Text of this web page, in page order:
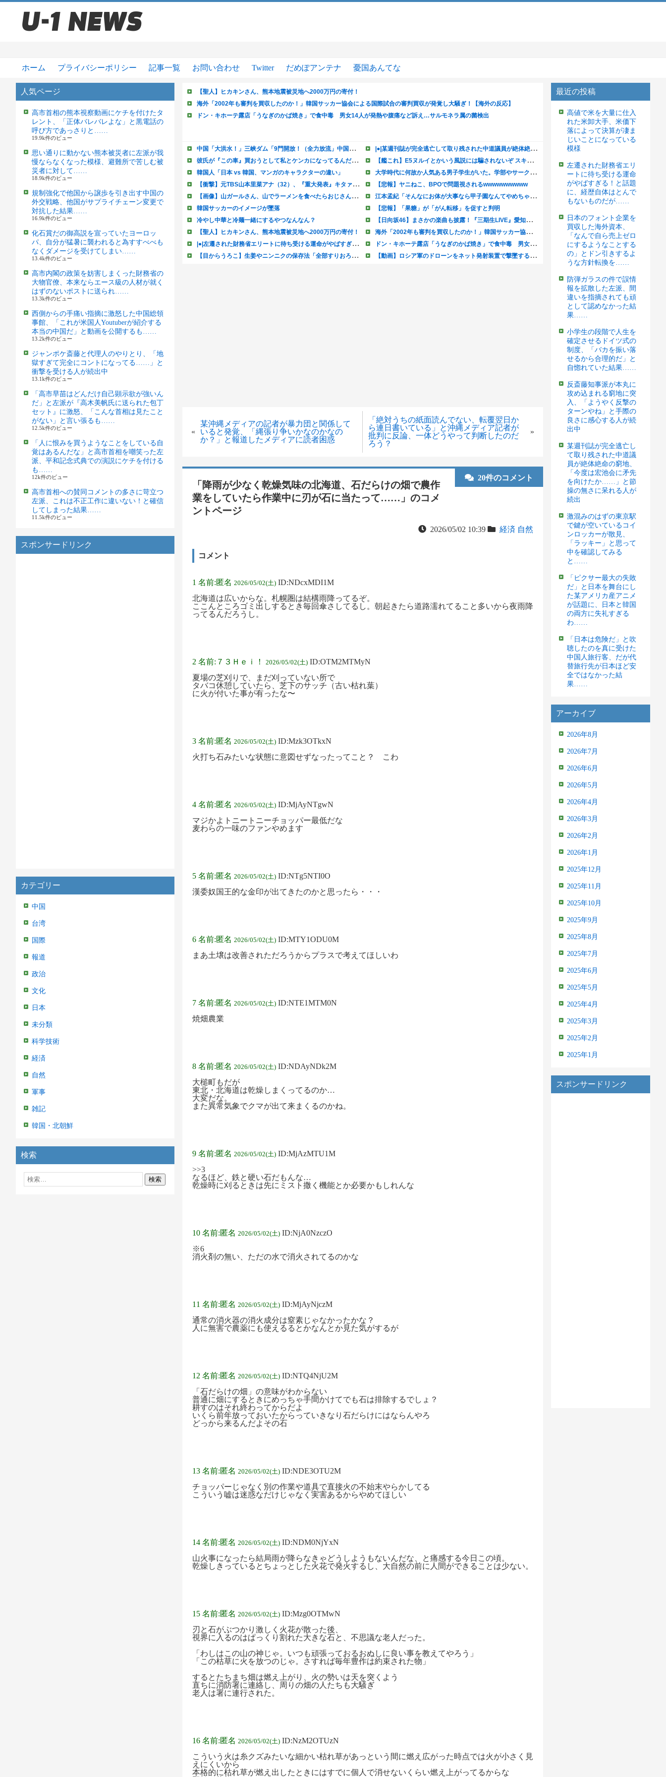
ホーム プライバシーポリシー 記事一覧 お問い合わせ Twitter だめぽアンテナ 憂国あんてな
人気ページ
高市首相の熊本視察動画にケチを付けたタ
レント、「正体バレバレよな」と黒電話の
呼び方であっさりと……
19.9k件のビュー
思い通りに動かない熊本被災者に左派が我
慢ならなくなった模様、避難所で苦しむ被
災者に対して……
18.9k件のビュー
規制強化で他国から譲歩を引き出す中国の
外交戦略、他国がサプライチェーン変更で
対抗した結果……
16.9k件のビュー
化石賞だの御高説を宣っていたヨーロッ
パ、自分が猛暑に襲われると為すすべべも
なくダメージを受けてしまい……
13.4k件のビュー
高市内閣の政策を妨害しまくった財務省の
大物官僚、本来ならエース級の人材が就く
はずのないポストに送られ……
13.3k件のビュー
西側からの手痛い指摘に激怒した中国総領
事館、「これが米国人Youtuberが紹介する
本当の中国だ」と動画を公開するも……
13.2k件のビュー
ジャンポケ斎藤と代理人のやりとり、「地
獄すぎて完全にコントになってる……」と
衝撃を受ける人が続出中
13.1k件のビュー
「高市早苗はどんだけ自己顕示欲が強いん
だ」と左派が『高木美帆氏に送られた包丁
セット』に激怒、「こんな首相は見たこと
がない」と言い張るも……
12.5k件のビュー
「人に恨みを買うようなことをしている自
覚はあるんだな」と高市首相を嘲笑った左
派、平和記念式典での演説にケチを付ける
も……
12k件のビュー
高市首相への賛同コメントの多さに苛立つ
左派、これは不正工作に違いない！と確信
してしまった結果……
11.5k件のビュー
スポンサードリンク
カテゴリー
中国
台湾
国際
報道
政治
文化
日本
未分類
科学技術
経済
自然
軍事
雑記
韓国・北朝鮮
検索
«
某沖縄メディアの記者が暴力団と関係して
いると発覚、「縄張り争いかなのかなの
か？」と報道したメディアに読者困惑
「絶対うちの紙面読んでない、転覆翌日か
ら連日書いている」と沖縄メディア記者が
批判に反論、一体どうやって判断したのだ
ろう？
»
20件のコメント
「降雨が少なく乾燥気味の北海道、石だらけの畑で農作
業をしていたら作業中に刃が石に当たって……」 のコメ
ントページ
2026/05/02 10:39 経済 自然
コメント
1 名前:匿名 2026/05/02(土) ID:NDcxMDI1M
北海道は広いからな。札幌圏は結構雨降ってるぞ。
ここんところゴミ出しするとき毎回傘さしてるし。朝起きたら道路濡れてること多いから夜雨降
ってるんだろうし。
2 名前:７３Ｈｅｉ！ 2026/05/02(土) ID:OTM2MTMyN
夏場の芝刈りで、まだ刈っていない所で
タバコ休憩していたら、芝下のサッチ（古い枯れ葉）
に火が付いた事が有ったな〜
3 名前:匿名 2026/05/02(土) ID:Mzk3OTkxN
火打ち石みたいな状態に意図せずなったってこと？ こわ
4 名前:匿名 2026/05/02(土) ID:MjAyNTgwN
マジかよトニートニーチョッパー最低だな
麦わらの一味のファンやめます
5 名前:匿名 2026/05/02(土) ID:NTg5NTI0O
漢委奴国王的な金印が出てきたのかと思ったら・・・
6 名前:匿名 2026/05/02(土) ID:MTY1ODU0M
まあ土壌は改善されただろうからプラスで考えてほしいわ
7 名前:匿名 2026/05/02(土) ID:NTE1MTM0N
焼畑農業
8 名前:匿名 2026/05/02(土) ID:NDAyNDk2M
大槌町もだが
東北・北海道は乾燥しまくってるのか…
大変だな。
また異常気象でクマが出て来まくるのかね。
9 名前:匿名 2026/05/02(土) ID:MjAzMTU1M
>>3
なるほど、鉄と硬い石だもんな…
乾燥時に刈るときは先にミスト撒く機能とか必要かもしれんな
10 名前:匿名 2026/05/02(土) ID:NjA0NzczO
※6
消火剤の無い、ただの水で消火されてるのかな
11 名前:匿名 2026/05/02(土) ID:MjAyNjczM
通常の消火器の消火成分は窒素じゃなかったかな？
人に無害で農薬にも使えるるとかなんとか見た気がするが
12 名前:匿名 2026/05/02(土) ID:NTQ4NjU2M
「石だらけの畑」の意味がわからない
普通に畑にするときにめっちゃ手間かけてでも石は排除するでしょ？
耕すのはそれ終わってからだよ
いくら前年放っておいたからっていきなり石だらけにはならんやろ
どっから来るんだよその石
13 名前:匿名 2026/05/02(土) ID:NDE3OTU2M
チョッパーじゃなく別の作業や道具で直接火の不始末やらかしてる
こういう嘘は迷惑なだけじゃなく実害あるからやめてほしい
14 名前:匿名 2026/05/02(土) ID:NDM0NjYxN
山火事になったら結局雨が降らなきゃどうしようもないんだな、と痛感する今日この頃。
乾燥しきっているとちょっとした火花で発火するし、大自然の前に人間ができることは少ない。
15 名前:匿名 2026/05/02(土) ID:Mzg0OTMwN
刃と石がぶつかり激しく火花が散った後、
視界に入るのはぱっくり割れた大きな石と、不思議な老人だった。
「わしはこの山の神じゃ。いつも頑張っておるおぬしに良い事を教えてやろう」
「この枯草に火を放つのじゃ。さすれば毎年豊作は約束された物」
するとたちまち畑は燃え上がり、火の勢いは天を突くよう
直ちに消防署に連絡し、周りの畑の人たちも大騒ぎ
老人は署に連行された。
16 名前:匿名 2026/05/02(土) ID:NzM2OTUzN
こういう火は糸クズみたいな細かい枯れ草があっという間に燃え広がった時点では火が小さく見
えにくいから
本格的に枯れ草が燃え出したときにはすでに個人で消せないくらい燃え上がってるからな
最近の投稿
高値で米を大量に仕入
れた米卸大手、米価下
落によって決算が凄ま
じいことになっている
模様
左遷された財務省エリ
ートに待ち受ける運命
がやばすぎる！と話題
に、経歴自体はとんで
もないものだが……
日本のフォント企業を
買収した海外資本、
「なんで自ら売上ゼロ
にするようなことする
の」とドン引きするよ
うな方針転換を……
防弾ガラスの件で誤情
報を拡散した左派、間
違いを指摘されても頑
として認めなかった結
果……
小学生の段階で人生を
確定させるドイツ式の
制度、「バカを振い落
せるから合理的だ」と
自惚れていた結果……
反斎藤知事派が本丸に
攻め込まれる窮地に突
入、「ようやく反撃の
ターンやね」と手際の
良さに感心する人が続
出中
某週刊誌が完全逃亡し
て取り残された中道議
員が絶体絶命の窮地、
「今度は宏池会に矛先
を向けたか……」と節
操の無さに呆れる人が
続出
激混みのはずの東京駅
で鍵が空いているコイ
ンロッカーが散見、
「ラッキー」と思って
中を確認してみる
と……
「ピクサー最大の失敗
だ」と日本を舞台にし
た某アメリカ産アニメ
が話題に、日本と韓国
の両方に失礼すぎる
わ……
「日本は危険だ」と吹
聴したのを真に受けた
中国人旅行客、だが代
替旅行先が日本ほど安
全ではなかった結
果……
アーカイブ
2026年8月
2026年7月
2026年6月
2026年5月
2026年4月
2026年3月
2026年2月
2026年1月
2025年12月
2025年11月
2025年10月
2025年9月
2025年8月
2025年7月
2025年6月
2025年5月
2025年4月
2025年3月
2025年2月
2025年1月
スポンサードリンク